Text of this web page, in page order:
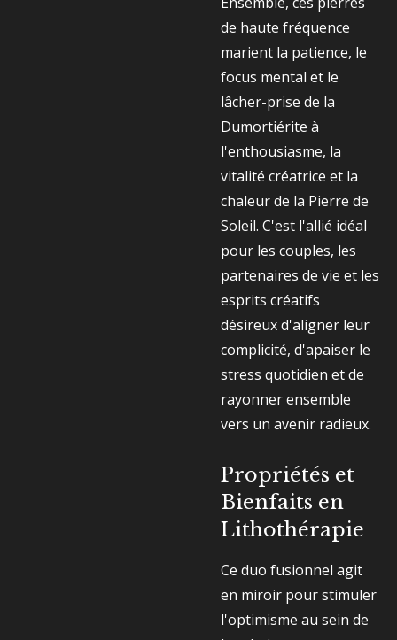
de haute fréquence
marient la patience, le
focus mental et le
lâcher-prise de la
Dumortiérite à
l'enthousiasme, la
vitalité créatrice et la
chaleur de la Pierre de
Soleil. C'est l'allié idéal
pour les couples, les
partenaires de vie et les
esprits créatifs
désireux d'aligner leur
complicité, d'apaiser le
stress quotidien et de
rayonner ensemble
vers un avenir radieux.
Propriétés et
Bienfaits en
Lithothérapie
Ce duo fusionnel agit
en miroir pour stimuler
l'optimisme au sein de